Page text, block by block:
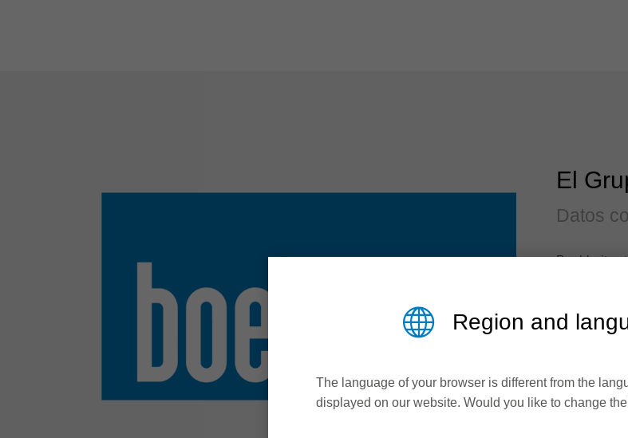
El
Datos
Boehlerit
propias y
GmbH &
hace más
Basándose
una amplia
de
Region and
The language of your browser is different from the
displayed on our website. Would you like to change